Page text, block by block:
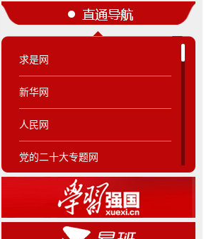
求是网
新华网
人民网
党的二十大专题网
纠正四风专题网
马克思主义学院